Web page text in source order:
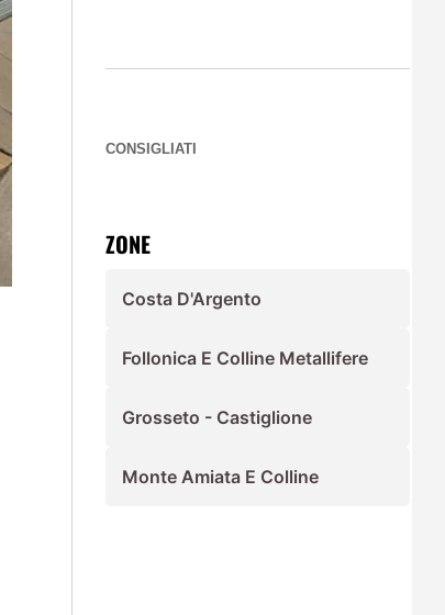
CONSIGLIATI
ZONE
Costa D'Argento
Follonica E Colline Metallifere
Grosseto - Castiglione
Monte Amiata E Colline